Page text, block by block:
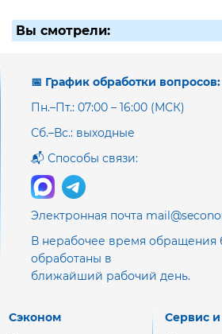
Вы смотрели:
📅 График обработки вопросов:
Пн.–Пт.: 07:00 – 16:00 (МСК)
Сб.–Вс.: выходные
📬 Способы связи:
Электронная почта
В нерабочее время обращения
обработаны в
ближайший рабочий день.
Сэконом
Сервис